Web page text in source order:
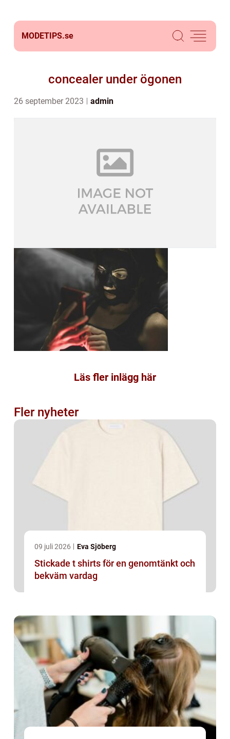
MODETIPS.se
concealer under ögonen
26 september 2023 admin
Läs fler inlägg här
Fler nyheter
09 juli 2026 Eva Sjöberg
Stickade t shirts för en genomtänkt och
bekväm vardag